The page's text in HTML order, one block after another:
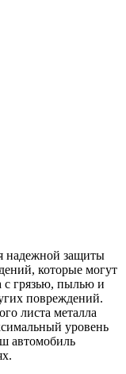
надежной защиты
которые могут
с грязью, пылью и
повреждений.
листа металла
уровень
автомобиль